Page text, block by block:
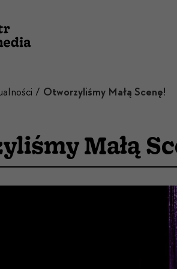
Otworzyliśmy Małą Scenę!
Małą